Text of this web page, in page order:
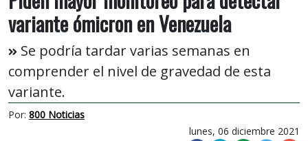
variante ómicron en Venezuela
Se podría tardar varias semanas en
comprender el nivel de gravedad de esta
variante.
Por: 800 Noticias
lunes, 06 diciembre 2021